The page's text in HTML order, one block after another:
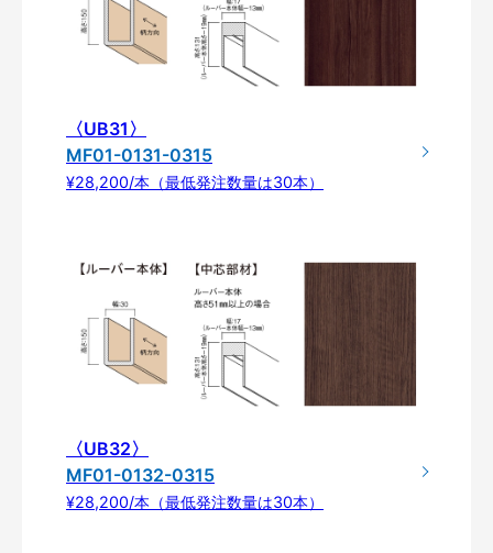
〈UB31〉
MF01-0131-0315
¥28,200/本（最低発注数量は30本）
〈UB32〉
MF01-0132-0315
¥28,200/本（最低発注数量は30本）